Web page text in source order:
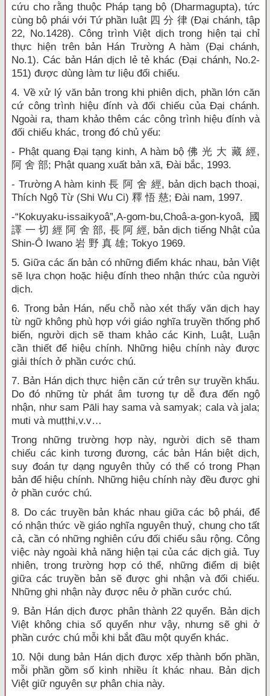
cứu cho rằng thuộc Pháp tạng bộ (Dharmagupta), tức
cùng bộ phái với Tứ phần luật 四 分 律 (Đại chánh, tập
22, No.1428). Công trình Việt dịch trong hiện tại chỉ
thực hiện trên bản Hán Trường A hàm (Đại chánh,
No.1). Các bản Hán dịch lẻ tẻ khác (Đại chánh, No.2-
151) được dùng làm tư liệu đối chiếu.
4. Về xử lý văn bản trong khi phiên dịch, phần lớn căn
cứ công trình hiệu đính và đối chiếu của Đại chánh.
Ngoài ra, tham khảo thêm các công trình hiệu đính và
đối chiếu khác, trong đó chủ yếu:
- Phật quang Đại tạng kinh, A hàm bộ 佛 光 大 藏 經,
阿 舍 部; Phật quang xuất bản xã, Đài bắc, 1993.
- Trường A hàm kinh 長 阿 舍 經, bản dịch bạch thoại,
Thích Ngộ Từ (Shi Wu Ci) 釋 悟 慈; Đài nam, 1997.
-“Kokuyaku-issaikyoâ”,A-gom-bu,Choâ-a-gon-kyoâ, 國
譯 一 切 經 阿 舍 部, 長 阿 經, bản dịch tiếng Nhật của
Shin-Ô Iwano 岩 野 真 雄; Tokyo 1969.
5. Giữa các ấn bản có những điểm khác nhau, bản Việt
sẽ lựa chọn hoặc hiệu đính theo nhận thức của người
dịch.
6. Trong bản Hán, nếu chỗ nào xét thấy văn dịch hay
từ ngữ không phù hợp với giáo nghĩa truyền thống phổ
biến, người dịch sẽ tham khảo các Kinh, Luật, Luận
cần thiết để hiệu chính. Những hiệu chính này được
giải thích ở phần cước chú.
7. Bản Hán dịch thực hiện căn cứ trên sự truyền khẩu.
Do đó những từ phát âm tương tự dễ đưa đến ngộ
nhận, như sam Pāli hay sama và samyak; cala và jala;
muti và muṭṭhi,v.v…
Trong những trường hợp này, người dịch sẽ tham
chiếu các kinh tương đương, các bản Hán biệt dịch,
suy đoán tự dạng nguyên thủy có thể có trong Phạn
bản để hiệu chính. Những hiệu chính này đều được ghi
ở phần cước chú.
8. Do các truyền bản khác nhau giữa các bộ phái, để
có nhận thức về giáo nghĩa nguyên thuỷ, chung cho tất
cả, cần có những nghiên cứu đối chiếu sâu rộng. Công
việc này ngoài khả năng hiện tại của các dịch giả. Tuy
nhiên, trong trường hợp có thể, những điểm dị biệt
giữa các truyền bản sẽ được ghi nhận và đối chiếu.
Những ghi nhận này được nêu ở phần cước chú.
9. Bản Hán dịch được phân thành 22 quyển. Bản dịch
Việt không chia số quyển như vậy, nhưng sẽ ghi ở
phần cước chú mỗi khi bắt đầu một quyển khác.
10. Nội dung bản Hán dịch được xếp thành bốn phần,
mỗi phần gồm số kinh nhiều ít khác nhau. Bản dịch
Việt giữ nguyên sự phân chia này.